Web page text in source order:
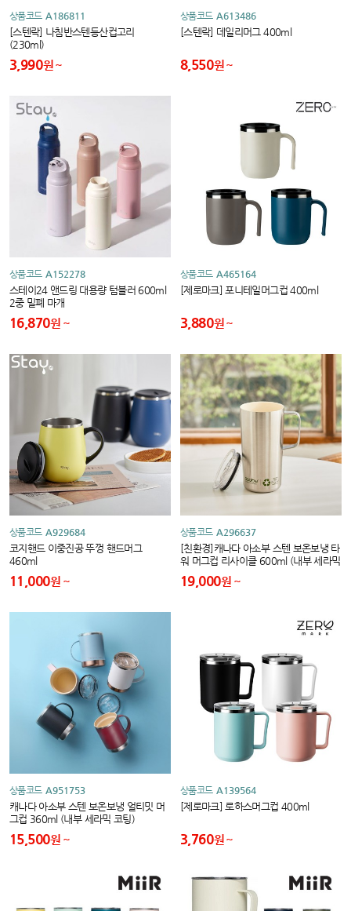
상품코드 A186811
[스텐락] 나침반스텐등산컵고리
(230ml)
3,990원
상품코드 A613486
[스텐락] 데일리머그 400ml
8,550원
상품코드 A152278
스테이24 앤드링 대용량 텀블러 600ml
2중 밀폐 마개
16,870원
상품코드 A465164
[제로마크] 포니테일머그컵 400ml
3,880원
상품코드 A929684
코지핸드 이중진공 뚜껑 핸드머그
460ml
11,000원
상품코드 A296637
[친환경]캐나다 아소부 스텐 보온보냉 타
워 머그컵 리사이클 600ml (내부 세라믹
코팅)
19,000원
상품코드 A951753
캐나다 아소부 스텐 보온보냉 얼티밋 머
그컵 360ml (내부 세라믹 코팅)
15,500원
상품코드 A139564
[제로마크] 로하스머그컵 400ml
3,760원